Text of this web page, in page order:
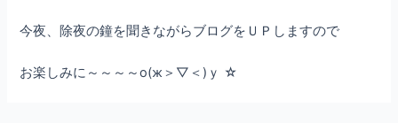
今夜、除夜の鐘を聞きながらブログをＵＰしますので
お楽しみに～～～～о(ж＞▽＜)ｙ ☆